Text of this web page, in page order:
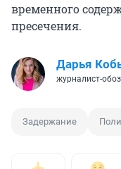
временного
пресечения.
Дарья
журналист-
Задержание